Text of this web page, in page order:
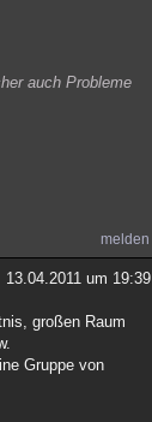
auch Probleme
melden
13.04.2011 um 19:39
großen Raum
Gruppe von